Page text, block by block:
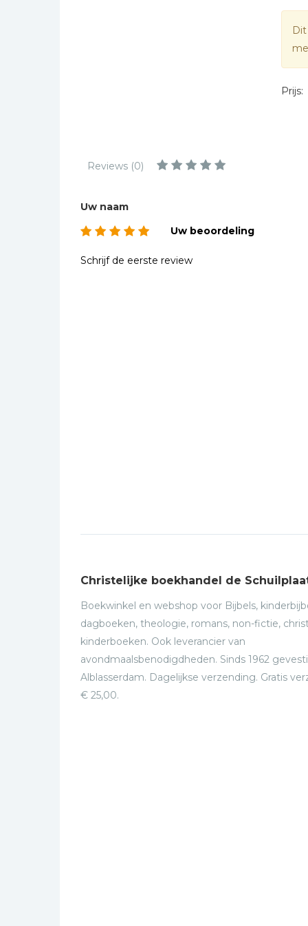
Toeristische kaarten en
Taalstudie
Wenskaarten
Prijs:
Reviews (0)
Uw naam
Uw beoordeling
Schrijf de eerste review
Christelijke boekhandel de
Boekwinkel en webshop voor Bijbels,
dagboeken, theologie, romans, non-fictie,
kinderboeken. Ook leverancier van
avondmaalsbenodigdheden. Sinds 1962
Alblasserdam. Dagelijkse verzending. Gratis
€ 25,00.